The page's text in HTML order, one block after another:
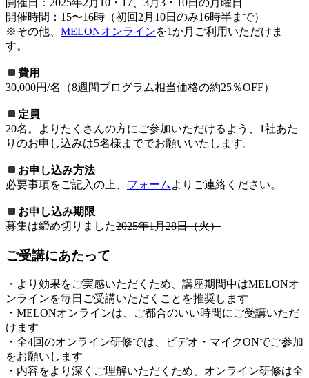
開催日：2025年2月10・17、3月3・10日の月曜日
開催時間：15〜16時（初回2月10日のみ16時半まで）
※その他、 MELONオンラインを1か月ご利用いただけま
す。
費用
30,000円/名（8週間プログラム相当価格の約25％OFF）
定員
20名。よりたくさんの方にご参加いただけるよう、1社あた
りのお申し込みは5名様まででお願いいたします。
お申し込み方法
必要事項をご記入の上、 フォーム よりご連絡ください。
お申し込み期限
募集は締め切りました2025年1月28日（火）
ご受講にあたって
・より効果をご実感いただくため、講座期間中はMELONオ
ンラインを毎日ご受講いただくことを推奨します
・MELONオンラインは、ご都合のいい時間にご受講いただ
けます
・全4回のオンライン研修では、ビデオ・マイクONでご参加
をお願いします
・内容をより深くご理解いただくため、オンライン研修は全